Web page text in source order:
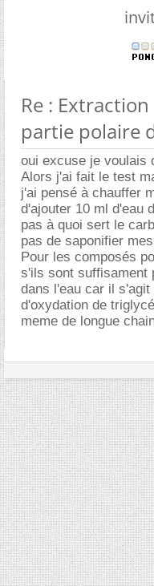
Re :
partie polaire
oui excuse je voulais
Alors j'ai fait le test
j'ai pensé à chauffer
d'ajouter 10 ml d'eau
pas à quoi sert le
pas de saponifier
Pour les composés
s'ils sont suffisament
dans l'eau car il
d'oxydation de
meme de longue